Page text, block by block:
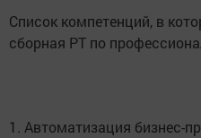
Список компетенций, в
сборная РТ по
1. Автоматизация бизнес-